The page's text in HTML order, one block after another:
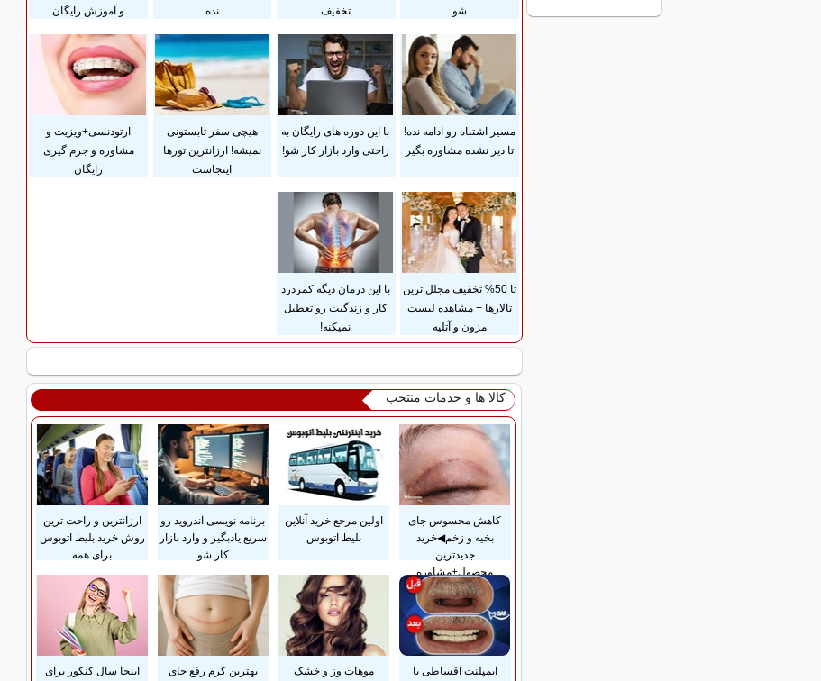
شو
تخفیف
نده
و آموزش رایگان
مسیر اشتباه رو ادامه نده!
تا دیر نشده مشاوره بگیر
با این دوره های رایگان به
راحتی وارد بازار کار شو!
هیچی سفر تابستونی
نمیشه! ارزانترین تورها
اینجاست
ارتودنسی+ویزیت و
مشاوره و جرم گیری
رایگان
تا 50% تخفیف مجلل ترین
تالارها + مشاهده لیست
مزون و آتلیه
با این درمان دیگه کمردرد
کار و زندگیت رو تعطیل
نمیکنه!
کالا ها و خدمات منتخب
کاهش محسوس جای
بخیه و زخم◀خرید
جدیدترین
محصول+مشاوره
اولین مرجع خرید آنلاین
بلیط اتوبوس
برنامه نویسی اندروید رو
سریع یادبگیر و وارد بازار
کار شو
ارزانترین و راحت ترین
روش خرید بلیط اتوبوس
برای همه
ایمپلنت اقساطی با موهات وز و خشک بهترین کرم رفع جای اینجا سال کنکور برای